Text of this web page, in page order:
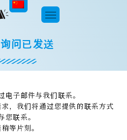
Chinese
问已发送
电子邮件与我们联系。
，我们将通过您提供的联系方式
您联系。
等片刻。